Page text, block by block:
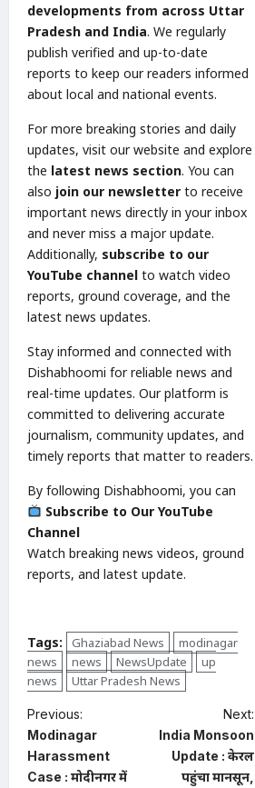
developments from across Uttar
Pradesh and India. We regularly
publish verified and up-to-date
reports to keep our readers informed
about local and national events.
For more breaking stories and daily
updates, visit our website and explore
the latest news section. You can
also join our newsletter to receive
important news directly in your inbox
and never miss a major update.
Additionally, subscribe to our
YouTube channel to watch video
reports, ground coverage, and the
latest news updates.
Stay informed and connected with
Dishabhoomi for reliable news and
real-time updates. Our platform is
committed to delivering accurate
journalism, community updates, and
timely reports that matter to readers.
By following Dishabhoomi, you can
Subscribe to Our YouTube
Channel
Watch breaking news videos, ground
reports, and latest update.
Tags: Ghaziabad News
modinagar
news
news NewsUpdate
up
news
Uttar Pradesh News
P
o
s
Previous:
Modinagar
Harassment
Case : मोदीनगर में
Next:
India Monsoon
Update : केरल
पहुंचा मानसून,